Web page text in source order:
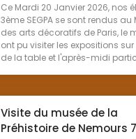
Ce Mardi 20 Janvier 2026, nos
3ème SEGPA se sont rendus au
des arts décoratifs de Paris, le
ont pu visiter les expositions sur
de la table et l'après-midi
Visite du musée de la
Préhistoire de Nemours